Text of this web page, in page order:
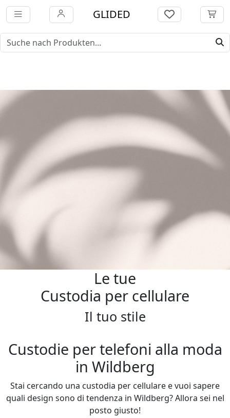
GLIDED
Le tue
Custodia per cellulare
Il tuo stile
Custodie per telefoni alla moda
in Wildberg
Stai cercando una custodia per cellulare e vuoi sapere
quali design sono di tendenza in Wildberg? Allora sei nel
posto giusto!